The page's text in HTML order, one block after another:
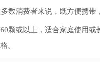
数消费者来说，既方便携带
颗或以上，适合家庭使用
。